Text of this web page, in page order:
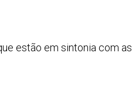
estão em sintonia com